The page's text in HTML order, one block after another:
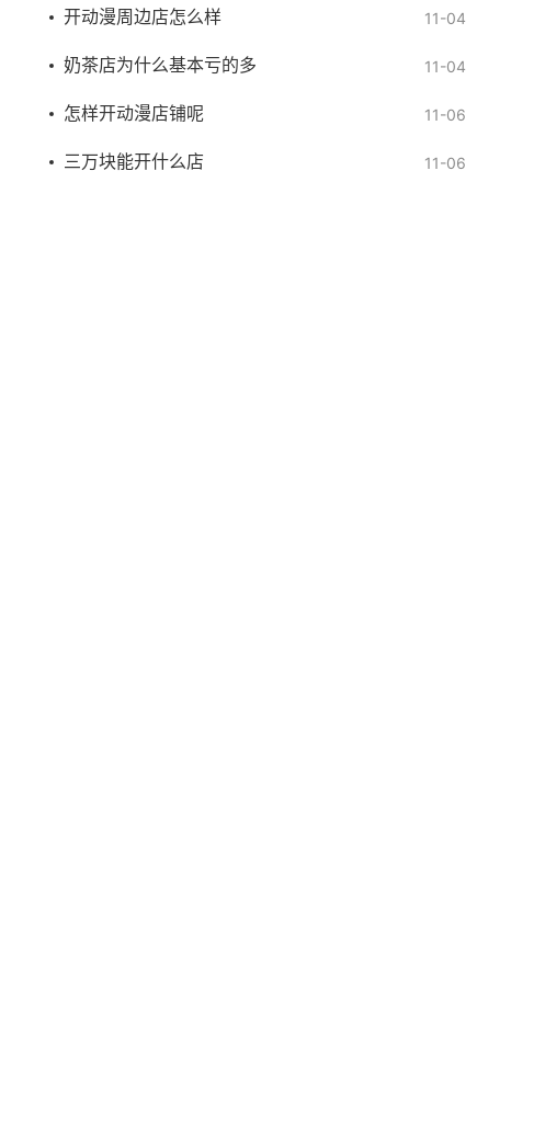
开动漫周边店怎么样 11-04
奶茶店为什么基本亏的多 11-04
怎样开动漫店铺呢 11-06
三万块能开什么店 11-06